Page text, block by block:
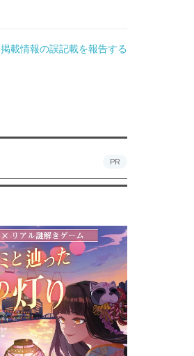
掲載情報の誤記載を報告する
PR